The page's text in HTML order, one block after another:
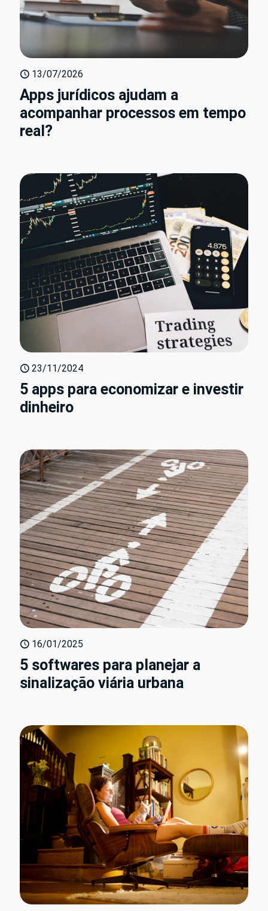
13/07/2026
Apps jurídicos ajudam a
acompanhar processos em tempo
real?
23/11/2024
5 apps para economizar e investir
dinheiro
16/01/2025
5 softwares para planejar a
sinalização viária urbana